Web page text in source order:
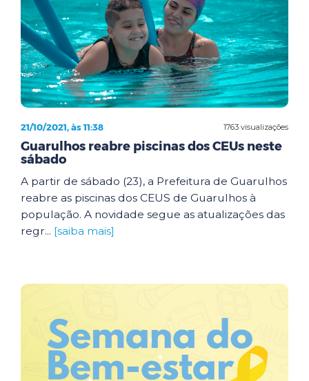
1763 visualizações
21/10/2021, às 11:38
Guarulhos reabre piscinas dos CEUs neste
sábado
A partir de sábado (23), a Prefeitura de Guarulhos
reabre as piscinas dos CEUS de Guarulhos à
população. A novidade segue as atualizações das
regr... [saiba mais]